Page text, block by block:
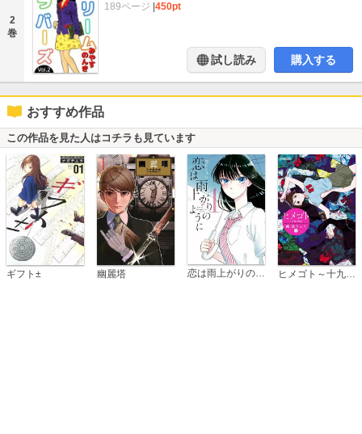
2
巻
189ページ 450pt
試し読み 購入する
おすすめ作品
この作品を見た人はコチラも見ています
ギフト± 幽麗塔 恋は雨上がりのように